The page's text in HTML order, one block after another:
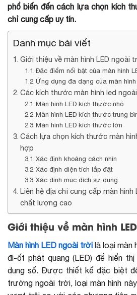
phổ biến đến cách lựa chọn kích
chỉ cung cấp uy tín.
Danh mục bài viết
Giới thiệu về màn hình LED ngoài
Đặc điểm nổi bật của màn hình
Ứng dụng đa dạng của màn hình
Các kích thước màn hình led
Màn hình LED kích thước nhỏ
Màn hình LED kích thước trung
Màn hình LED kích thước lớn
Cách lựa chọn kích thước màn
hợp
Xác định khoảng cách nhìn
Xác định diện tích lắp đặt
Xác định mục đích sử dụng
Liên hệ địa chỉ cung cấp màn hình
chất lượng cao
Giới thiệu về màn hình
Màn hình LED ngoài trời là loại màn
đi-ốt phát quang (LED) để hiển
dung số. Được thiết kế đặc biệt
trường ngoài trời, loại màn hình